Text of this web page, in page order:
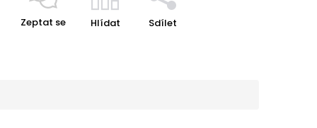
Zeptat se Hlídat Sdílet